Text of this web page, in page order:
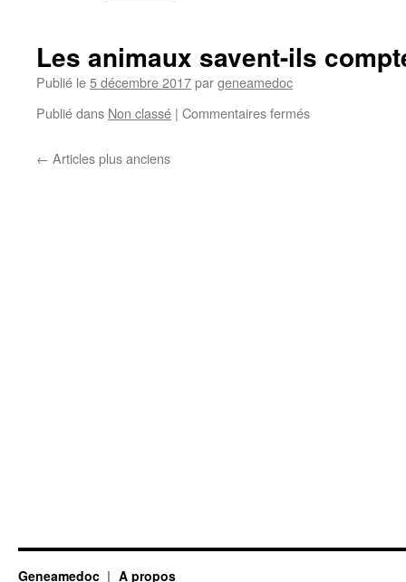
Les animaux savent-ils
Publié le5 décembre 2017pargeneamedoc
Publié dans Non classé | Commentaires ferméssur
← Articles plus anciens
Geneamedoc A propos